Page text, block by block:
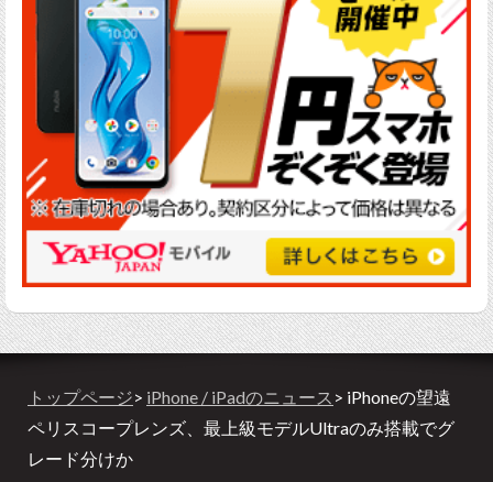
トップページ> iPhone / iPadのニュース > iPhoneの望遠
ペリスコープレンズ、最上級モデルUltraのみ搭載でグ
レード分けか